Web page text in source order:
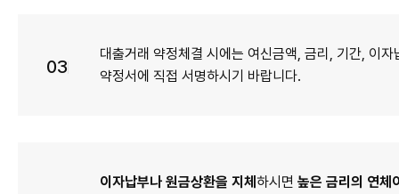
03
대출거래 약정체결 시에는 여신금액, 금리, 기간, 이
약정서에 직접 서명하시기 바랍니다.
이자납부나 원금상환을 지체 하시면 높은 금리의 연체